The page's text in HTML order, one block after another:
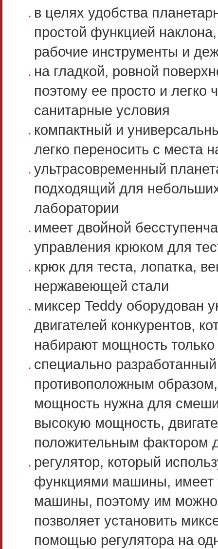
в целях удобства
простой функцией
рабочие инструменты и
на гладкой, ровной
поэтому ее просто и легко
санитарные условия
компактный и
легко переносить с места
ультрасовременный
подходящий для
лаборатории
имеет двойной
управления крюком для
крюк для теста, лопатка,
нержавеющей стали
миксер Teddy оборудован
двигателей конкурентов,
набирают мощность
специально
противоположным
мощность нужна для
высокую мощность,
положительным фактором
регулятор, который
функциями машины, имеет
машины, поэтому им можно
позволяет установить
помощью регулятора на